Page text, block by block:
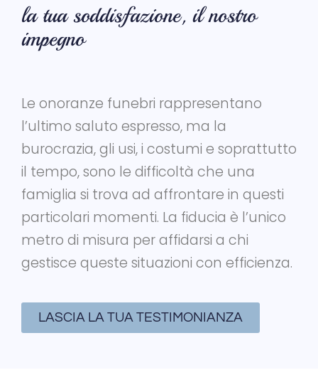
la tua soddisfazione, il nostro
impegno
Le onoranze funebri rappresentano
l’ultimo saluto espresso, ma la
burocrazia, gli usi, i costumi e soprattutto
il tempo, sono le difficoltà che una
famiglia si trova ad affrontare in questi
particolari momenti. La fiducia è l’unico
metro di misura per affidarsi a chi
gestisce queste situazioni con efficienza.
LASCIA LA TUA TESTIMONIANZA